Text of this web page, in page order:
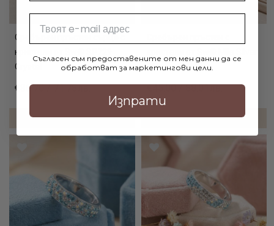
Сребърен пръстен сърце с
кристали от Sw® SP729
Crystal
€36.70 / 71.78лв.
ДОБАВИ В КОЛИЧКАТА
Shade
€45.00 / 88.01лв.
ДОБАВИ В КОЛИЧКАТА
Съгласен съм предоставените от мен данни да се
обработват за маркетингови цели.
Изпрати